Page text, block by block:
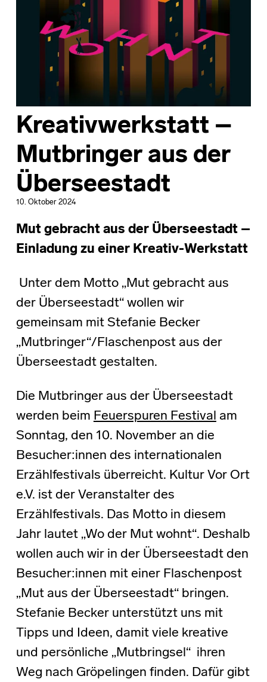
Kreativwerkstatt –
Mutbringer aus der
Überseestadt
10. Oktober 2024
Mut gebracht aus der Überseestadt –
Einladung zu einer Kreativ-Werkstatt
Unter dem Motto „Mut gebracht aus
der Überseestadt“ wollen wir
gemeinsam mit Stefanie Becker
„Mutbringer“/Flaschenpost aus der
Überseestadt gestalten.
Die Mutbringer aus der Überseestadt
werden beim Feuerspuren Festival am
Sonntag, den 10. November an die
Besucher:innen des internationalen
Erzählfestivals überreicht. Kultur Vor Ort
e.V. ist der Veranstalter des
Erzählfestivals. Das Motto in diesem
Jahr lautet „Wo der Mut wohnt“. Deshalb
wollen auch wir in der Überseestadt den
Besucher:innen mit einer Flaschenpost
„Mut aus der Überseestadt“ bringen.
Stefanie Becker unterstützt uns mit
Tipps und Ideen, damit viele kreative
und persönliche „Mutbringsel“ ihren
Weg nach Gröpelingen finden. Dafür gibt